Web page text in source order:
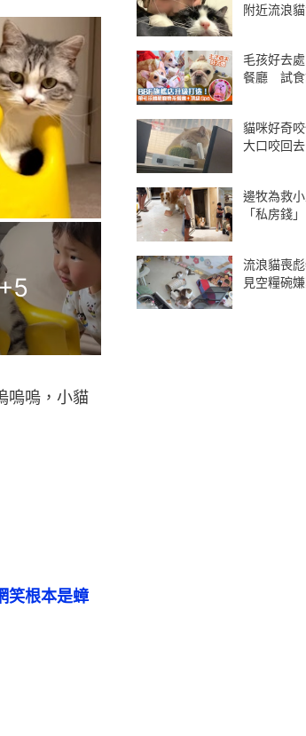
5
嗚嗚，小貓
笑根本是蟑
附近流浪
毛孩好去
餐廳 試食
貓咪好奇
大口咬回
邊牧為救
「私房錢
流浪貓喪
見空糧碗